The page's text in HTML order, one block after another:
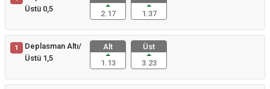
Üstü 0,5
2.17
1.37
1
Deplasman Altı/
Üstü 1,5
Alt
1.13
Üst
3.23